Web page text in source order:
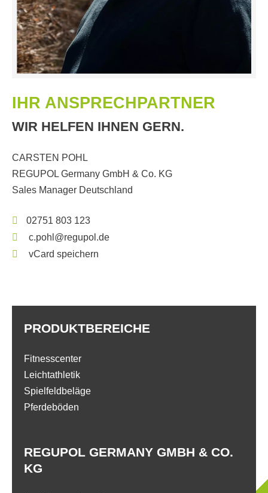
IHR ANSPRECHPARTNER
WIR HELFEN IHNEN GERN.
CARSTEN POHL
REGUPOL Germany GmbH & Co. KG
Sales Manager Deutschland
02751 803 123
c.pohl@regupol.de
vCard speichern
REGUPOL GERMANY GMBH & CO.
KG
PRODUKTBEREICHE
Fitnesscenter
Leichtathletik
Spielfeldbeläge
Pferdeböden